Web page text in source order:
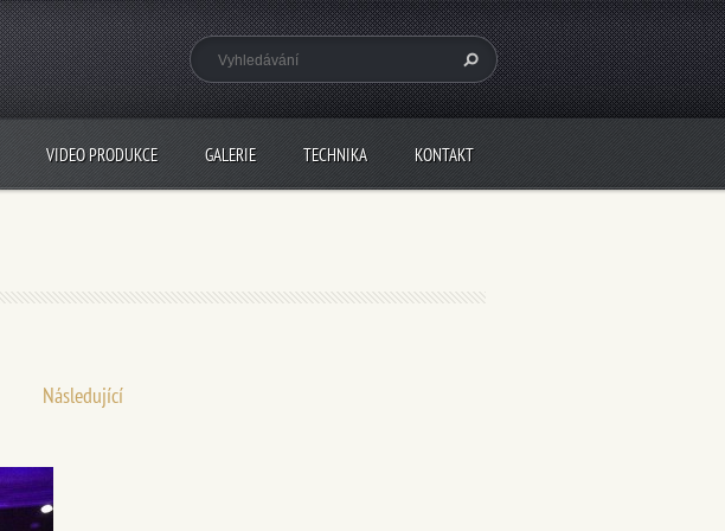
VIDEO PRODUKCE GALERIE TECHNIKA KONTAKT
Následující